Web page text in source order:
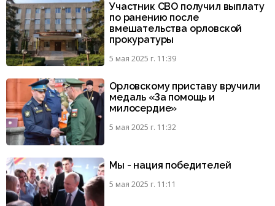
Участник СВО получил выплату
по ранению после
вмешательства орловской
прокуратуры
5 мая 2025 г. 11:39
Орловскому приставу вручили
медаль «За помощь и
милосердие»
5 мая 2025 г. 11:32
Мы - нация победителей
5 мая 2025 г. 11:11